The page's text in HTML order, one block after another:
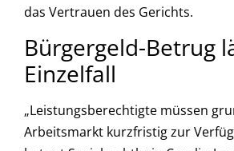
das Vertrauen des Gerichts.
Bürgergeld-Betrug
Einzelfall
„Leistungsberechtigte müssen
Arbeitsmarkt kurzfristig zur